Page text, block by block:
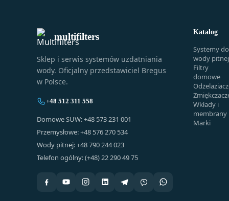
multifilters
Sklep i serwis systemów uzdatniania
wody. Oficjalny przedstawiciel Bregus
w Polsce.
+48 512 311 558
Domowe SUW: +48 573 231 001
Przemysłowe: +48 576 270 534
Wody pitnej: +48 790 244 023
Telefon ogólny: (+48) 22 290 49 75
Katalog
Systemy do
wody pitnej
Filtry
domowe
Wkłady i
membrany
Marki